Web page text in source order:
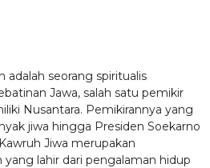
adalah seorang spiritualis
Jawa, salah satu pemikir
Nusantara. Pemikirannya yang
jiwa hingga Presiden Soekarno
Jiwa merupakan
lahir dari pengalaman hidup